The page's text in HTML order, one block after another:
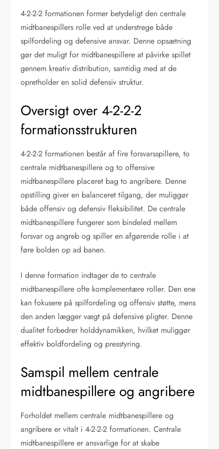
4-2-2-2 formationen former betydeligt den centrale
midtbanespillers rolle ved at understrege både
spilfordeling og defensive ansvar. Denne opsætning
gør det muligt for midtbanespillere at påvirke spillet
gennem kreativ distribution, samtidig med at de
opretholder en solid defensiv struktur.
Oversigt over 4-2-2-2
formationsstrukturen
4-2-2-2 formationen består af fire forsvarsspillere, to
centrale midtbanespillere og to offensive
midtbanespillere placeret bag to angribere. Denne
opstilling giver en balanceret tilgang, der muliggør
både offensiv og defensiv fleksibilitet. De centrale
midtbanespillere fungerer som bindeled mellem
forsvar og angreb og spiller en afgørende rolle i at
føre bolden op ad banen.
I denne formation indtager de to centrale
midtbanespillere ofte komplementære roller. Den ene
kan fokusere på spilfordeling og offensiv støtte, mens
den anden lægger vægt på defensive pligter. Denne
dualitet forbedrer holddynamikken, hvilket muliggør
effektiv boldfordeling og presstyring.
Samspil mellem centrale
midtbanespillere og angribere
Forholdet mellem centrale midtbanespillere og
angribere er vitalt i 4-2-2-2 formationen. Centrale
midtbanespillere er ansvarlige for at skabe